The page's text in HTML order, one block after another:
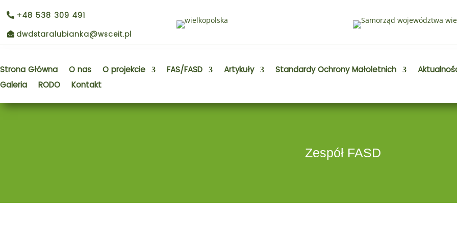
+48 538 309 491
dwdstaralubianka@wsceit.pl
Strona Główna O nas O projekcie FAS/FASD Artykuły Standardy Ochrony Małoletnich
Galeria
RODO Kontakt
Zespół FASD